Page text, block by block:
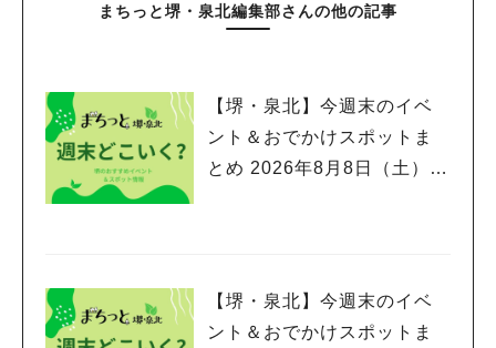
まちっと堺・泉北編集部さんの他の記事
【堺・泉北】今週末のイベ
ント＆おでかけスポットま
とめ 2026年8月8日（土）～
【堺・泉北】今週末のイベ
ント＆おでかけスポットま